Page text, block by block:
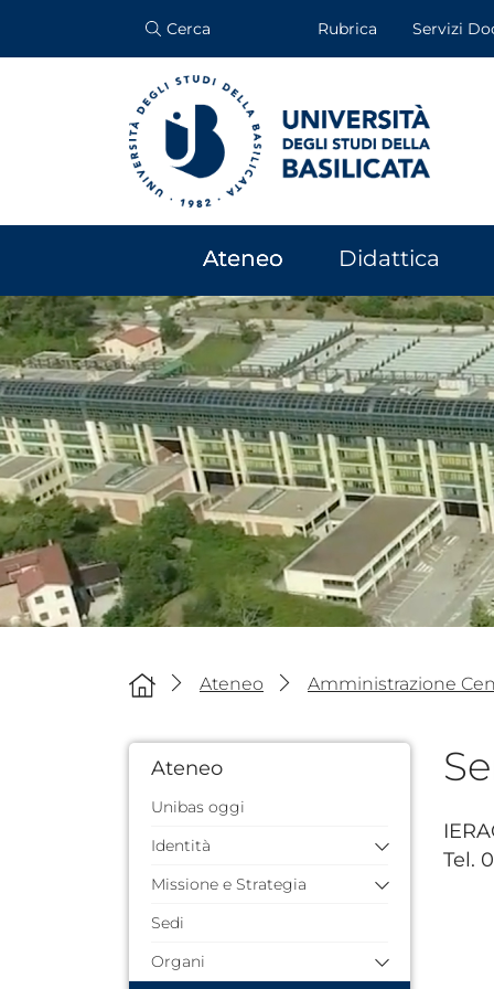
Cerca Rubrica Servizi
Ateneo Didattica
Ateneo Amministrazione
Tel.
Ateneo
Unibas oggi
Identità
Storia dell'Ateneo
Quarantennale
Missione e Strategia
Missione e valori
Piano Strategico 2024/2026
Documenti di
Sedi
Organi